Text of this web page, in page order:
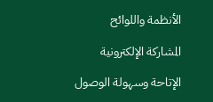
الأنظمة واللوائح
المشاركة الإلكترونية
الإتاحة وسهولة الوصول